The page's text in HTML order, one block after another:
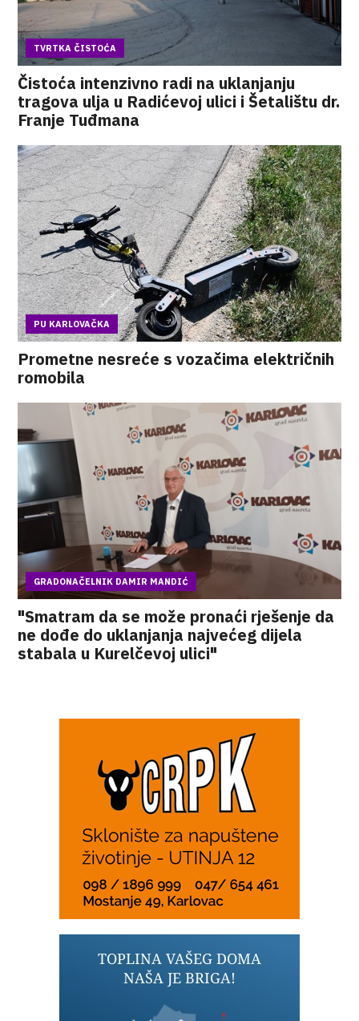
TVRTKA ČISTOĆA
Čistoća intenzivno radi na uklanjanju
tragova ulja u Radićevoj ulici i Šetalištu dr.
Franje Tuđmana
PU KARLOVAČKA
Prometne nesreće s vozačima električnih
romobila
GRADONAČELNIK DAMIR MANDIĆ
"Smatram da se može pronaći rješenje da
ne dođe do uklanjanja najvećeg dijela
stabala u Kurelčevoj ulici"